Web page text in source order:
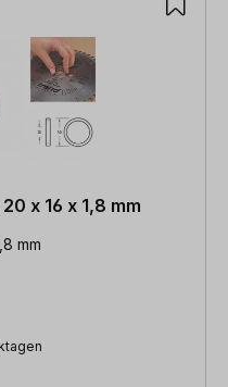
x 16 x 1,8 mm
mm